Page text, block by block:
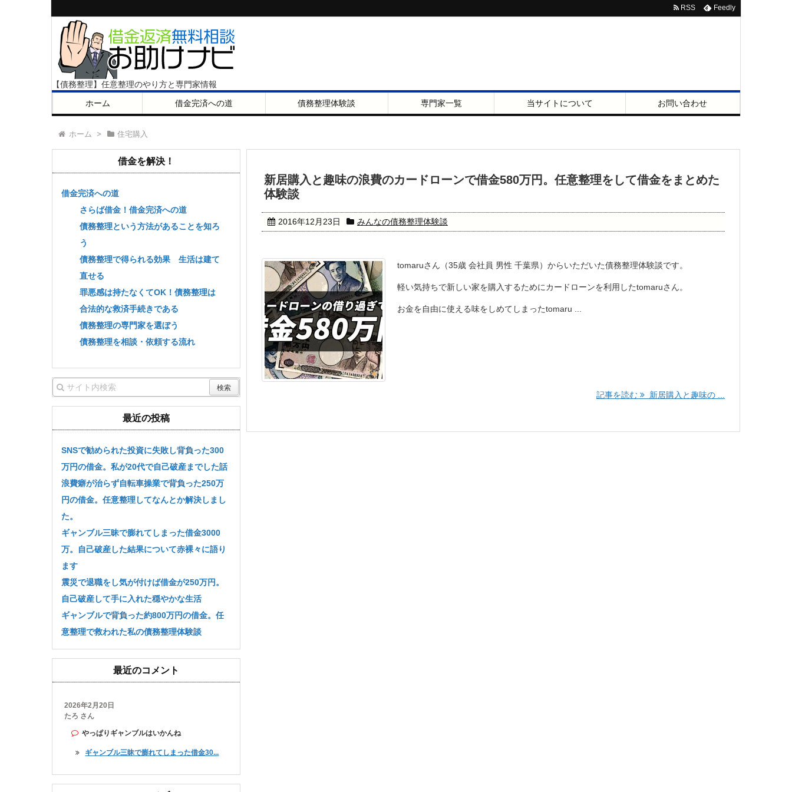
【債務整理】任意整理のやり方と専門家情報
ホーム
借金完済への道 債務整理体験談 専門家一覧 当サイトについて お問い合わせ
RSS Feedly
ホーム > 住宅購入
新居購入と趣味の浪費のカードローンで借金580万円。任意整理をして借金をまとめた
体験談
2016年12月23日 みんなの債務整理体験談
tomaruさん（35歳 会社員 男性 千葉県）からいただいた債務整理体験談です。
軽い気持ちで新しい家を購入するためにカードローンを利用したtomaruさん。
お金を自由に使える味をしめてしまったtomaru ...
記事を読む 新居購入と趣味の ...
借金を解決！
借金完済への道
さらば借金！借金完済への道
債務整理という方法があることを知ろ
う
債務整理で得られる効果 生活は建て
直せる
罪悪感は持たなくてOK！債務整理は
合法的な救済手続きである
債務整理の専門家を選ぼう
債務整理を相談・依頼する流れ
最近の投稿
SNSで勧められた投資に失敗し背負った300
万円の借金。私が20代で自己破産までした話
浪費癖が治らず自転車操業で背負った250万
円の借金。任意整理してなんとか解決しまし
た。
ギャンブル三昧で膨れてしまった借金3000
万。自己破産した結果について赤裸々に語り
ます
震災で退職をし気が付けば借金が250万円。
自己破産して手に入れた穏やかな生活
ギャンブルで背負った約800万円の借金。任
意整理で救われた私の債務整理体験談
最近のコメント
2026年2月20日
たろ さん
やっぱりギャンブルはいかんね
ギャンブル三昧で膨れてしまった借金30...